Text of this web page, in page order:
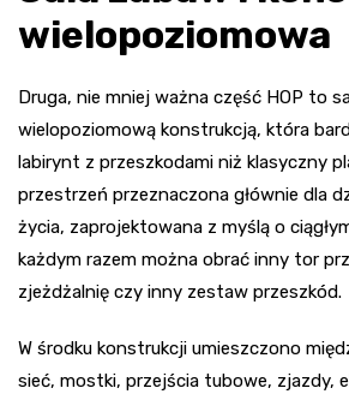
wielopoziomowa
Druga, nie mniej ważna część HOP to
wielopoziomową konstrukcją, która
labirynt z przeszkodami niż klasyczny
przestrzeń przeznaczona głównie dla
życia, zaprojektowana z myślą o
każdym razem można obrać inny tor
zjeżdżalnię czy inny zestaw przeszkód.
W środku konstrukcji umieszczono
sieć, mostki, przejścia tubowe, zjazdy,